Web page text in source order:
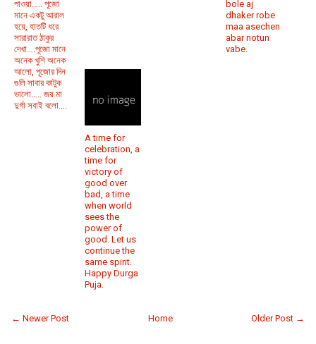
পাওয়া….. পূজো
মানে একটু আরাল
হয়ে, হাতটি ধরে
সারারাত ঠাকুর
দেখা….পূজো মানে
অনেক খুশি অনেক
আলো, পূজোর দিন
গুলি সাবার কাটুক
ভালো….. জয় মা
দুর্গা সবাই বলো….
bole aj
dhaker robe
maa asechen
abar notun
vabe.
A time for
celebration, a
time for
victory of
good over
bad, a time
when world
sees the
power of
good. Let us
continue the
same spirit.
Happy Durga
Puja.
← Newer Post Older Post →
Home